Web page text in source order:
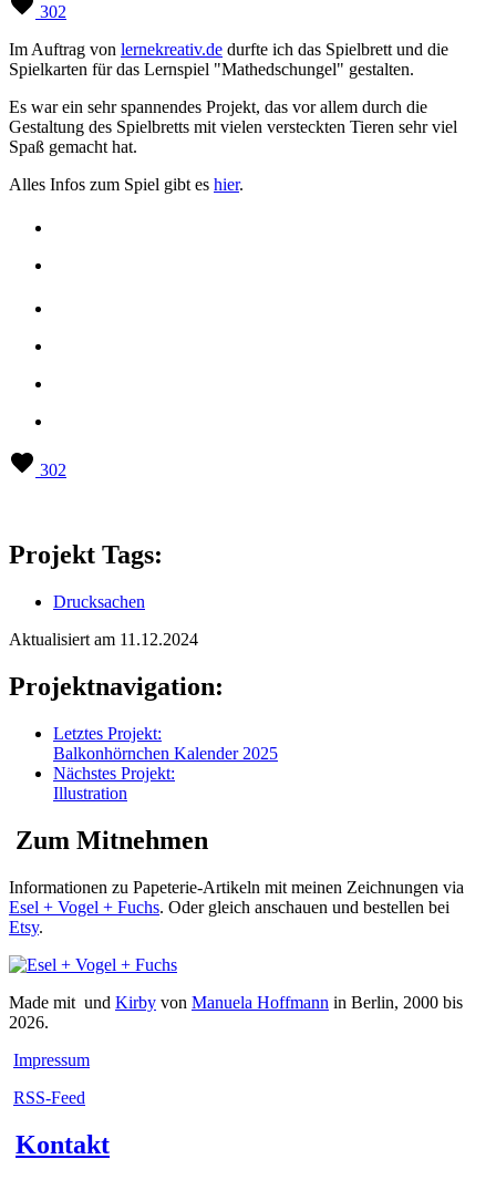
302
Im Auftrag von lernekreativ.de durfte ich das Spielbrett und die
Spielkarten für das Lernspiel "Mathedschungel" gestalten.
Es war ein sehr spannendes Projekt, das vor allem durch die
Gestaltung des Spielbretts mit vielen versteckten Tieren sehr viel
Spaß gemacht hat.
Alles Infos zum Spiel gibt es hier.
302
Projekt Tags:
Drucksachen
Aktualisiert am 11.12.2024
Projektnavigation:
Letztes Projekt:
Balkonhörnchen Kalender 2025
Nächstes Projekt:
Illustration
Zum Mitnehmen
Informationen zu Papeterie-Artikeln mit meinen Zeichnungen via
Esel + Vogel + Fuchs. Oder gleich anschauen und bestellen bei
Etsy.
Made mit und Kirby von Manuela Hoffmann in Berlin, 2000 bis
2026.
Impressum
RSS-Feed
Kontakt